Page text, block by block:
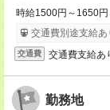
時給1500円～1650
交通費別途支給あ
交通費 交通費支給あ
勤務地